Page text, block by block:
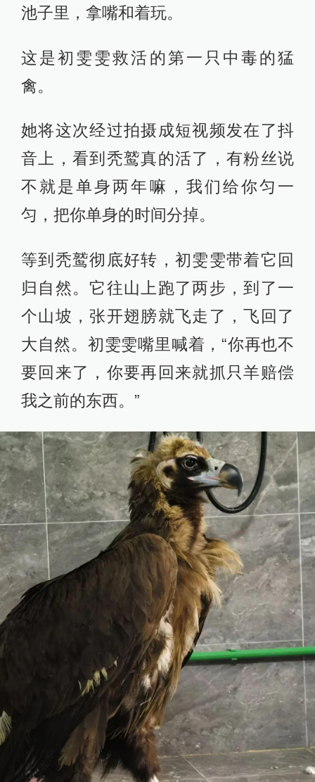
池子里，拿嘴和着玩。
这是初雯雯救活的第一只中毒的猛
禽。
她将这次经过拍摄成短视频发在了抖
音上，看到秃鹫真的活了，有粉丝说
不就是单身两年嘛，我们给你匀一
匀，把你单身的时间分掉。
等到秃鹫彻底好转，初雯雯带着它回
归自然。它往山上跑了两步，到了一
个山坡，张开翅膀就飞走了，飞回了
大自然。初雯雯嘴里喊着，“你再也不
要回来了，你要再回来就抓只羊赔偿
我之前的东西。”